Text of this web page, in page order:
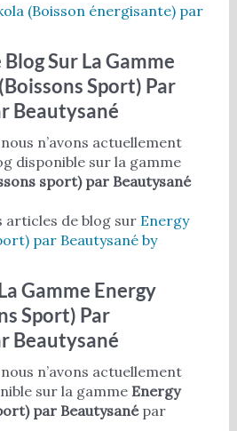
(Boisson énergisante) par
Sur La Gamme
Sport) Par
Beautysané
n’avons actuellement
disponible sur la gamme
sport) par Beautysané
articles de blog sur Energy
par Beautysané by
Gamme Energy
Sport) Par
Beautysané
n’avons actuellement
sur la gamme Energy
par Beautysanépar